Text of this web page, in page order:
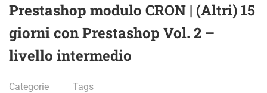
Prestashop modulo CRON | (Altri) 15
giorni con Prestashop Vol. 2 –
livello intermedio
Categorie Tags